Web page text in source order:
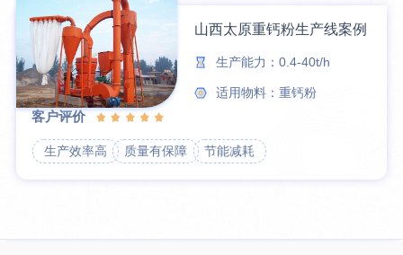
山西太原重钙粉生产线案例
生产能力：0.4-40t/h
适用物料：重钙粉
客户评价
生产效率高 质量有保障 节能减耗